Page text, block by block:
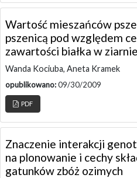
Wartość mieszańców
pszenicą pod względem
zawartości białka w ziarnie
Wanda Kociuba, Aneta Kramek
opublikowano:09/30/2009
PDF
Znaczenie interakcji
na plonowanie i cechy
gatunków zbóż ozimych